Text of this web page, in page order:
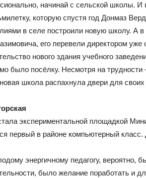
начинай с сельской школы. И
которую спустя год Донмаз
в селе построили новую школу. А в
его перевели директором
нового здания учебного
было посёлку. Несмотря на
школа распахнула двери для своих
экспериментальной площадкой
первый в районе компьютерный
энергичному педагогу, вероятно,
было желание поработать и